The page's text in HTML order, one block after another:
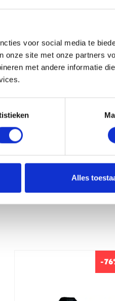
voor social media te
onze site met onze partners
met andere informatie
Alles
-